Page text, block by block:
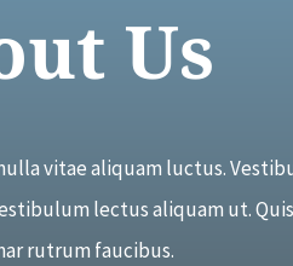
Us
vitae aliquam luctus.
lectus aliquam ut.
rutrum faucibus.